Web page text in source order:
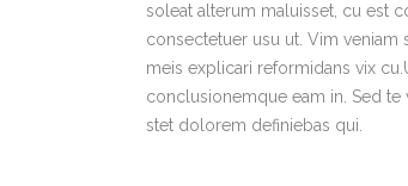
soleat alterum maluisset, cu est
consectetuer usu ut. Vim veniam
meis explicari reformidans vix
conclusionemque eam in. Sed
stet dolorem definiebas qui.